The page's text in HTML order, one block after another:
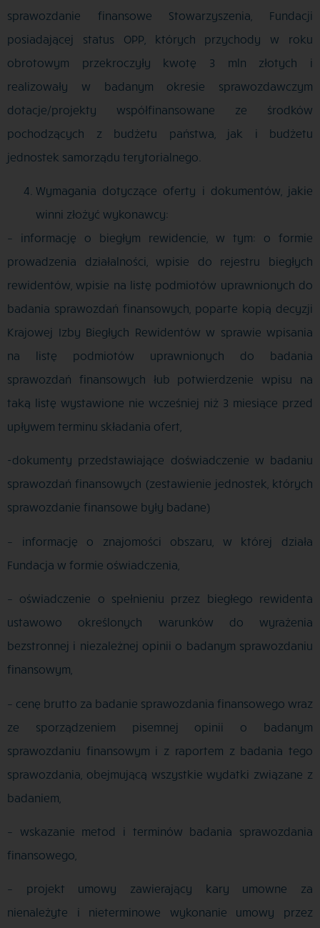
sprawozdanie finansowe Stowarzyszenia, Fundacji
posiadającej status OPP, których przychody w roku
obrotowym przekroczyły kwotę 3 mln złotych i
realizowały w badanym okresie sprawozdawczym
dotacje/projekty współfinansowane ze środków
pochodzących z budżetu państwa, jak i budżetu
jednostek samorządu terytorialnego.
Wymagania dotyczące oferty i dokumentów, jakie
winni złożyć wykonawcy:
– informację o biegłym rewidencie, w tym: o formie
prowadzenia działalności, wpisie do rejestru biegłych
rewidentów, wpisie na listę podmiotów uprawnionych do
badania sprawozdań finansowych, poparte kopią decyzji
Krajowej Izby Biegłych Rewidentów w sprawie wpisania
na listę podmiotów uprawnionych do badania
sprawozdań finansowych łub potwierdzenie wpisu na
taką listę wystawione nie wcześniej niż 3 miesiące przed
upływem terminu składania ofert,
-dokumenty przedstawiające doświadczenie w badaniu
sprawozdań finansowych (zestawienie jednostek, których
sprawozdanie finansowe były badane)
– informację o znajomości obszaru, w której działa
Fundacja w formie oświadczenia,
– oświadczenie o spełnieniu przez biegłego rewidenta
ustawowo określonych warunków do wyrażenia
bezstronnej i niezależnej opinii o badanym sprawozdaniu
finansowym,
– cenę brutto za badanie sprawozdania finansowego wraz
ze sporządzeniem pisemnej opinii o badanym
sprawozdaniu finansowym i z raportem z badania tego
sprawozdania, obejmującą wszystkie wydatki związane z
badaniem,
– wskazanie metod i terminów badania sprawozdania
finansowego,
– projekt umowy zawierający kary umowne za
nienależyte i nieterminowe wykonanie umowy przez